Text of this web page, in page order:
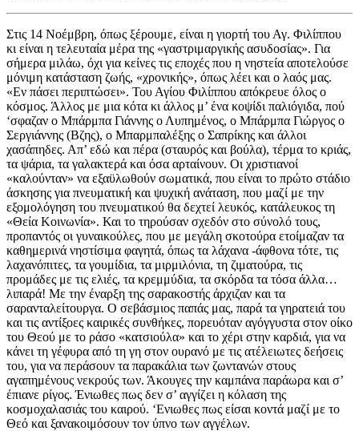
Στις 14 Νοέμβρη, όπως ξέρουμε, είναι η γιορτή του Αγ. Φιλίππου
κι είναι η τελευταία μέρα της «γαστριμαργικής ασυδοσίας». Για
σήμερα μιλάω, όχι για κείνες τις εποχές που η νηστεία αποτελούσε
μόνιμη κατάσταση ζωής, «χρονικής», όπως λέει και ο λαός μας.
«Εν πάσει περιπτώσει». Του Αγίου Φιλίππου απόκρευε όλος ο
κόσμος. Άλλος με μια κότα κι άλλος μ’ ένα κοψίδι παλιόγιδα, πού
‘σφαζαν ο Μπάρμπα Γιάννης ο Λυπημένος, ο Μπάρμπα Γιώργος ο
Σεργιάννης (Βζης), ο Μπαρμπαλέξης ο Σαπρίκης και άλλοι
χασάπηδες. Απ’ εδώ και πέρα (σταυρός και βούλα), τέρμα το κριάς,
τα ψάρια, τα γαλακτερά και όσα αρταίνουν. Οι χριστιανοί
«καλούνταν» να εξαϋλωθούν σωματικά, που είναι το πρώτο στάδιο
άσκησης για πνευματική και ψυχική ανάταση, που μαζί με την
εξομολόγηση του πνευματικού θα δεχτεί λευκός, κατάλευκος τη
«Θεία Κοινωνία». Και το τηρούσαν σχεδόν στο σύνολό τους,
προπαντός οι γυναικούλες, που με μεγάλη σκοτούρα ετοίμαζαν τα
καθημερινά νηστίσιμα φαγητά, όπως τα λάχανα -άφθονα τότε, τις
λαχανόπιτες, τα γουμίδια, τα μιρμιλόνια, τη ζιματούρα, τις
προμάδες με τις ελιές, τα κρεμμύδια, τα σκόρδα τα τόσα άλλα…
λιπαρά! Με την έναρξη της σαρακοστής άρχιζαν και τα
σαρανταλείτουργα. Ο σεβάσμιος παπάς μας, παρά τα γηρατειά του
και τις αντίξοες καιρικές συνθήκες, πορευόταν αγόγγυστα στον οίκο
του Θεού με το ράσο «κατσιούλα» και το χέρι στην καρδιά, για να
κάνει τη γέφυρα από τη γη στον ουρανό με τις ατέλειωτες δεήσεις
του, για να περάσουν τα παρακάλια των ζωντανών στους
αγαπημένους νεκρούς των. Άκουγες την καμπάνα παράωρα και σ’
έπιανε ρίγος. Ένιωθες πως δεν σ’ αγγίζει η κόλαση της
κοσμοχαλασιάς του καιρού. ‘Ενιωθες πως είσαι κοντά μαζί με το
Θεό και ξανακοιμόσουν τον ύπνο των αγγέλων.